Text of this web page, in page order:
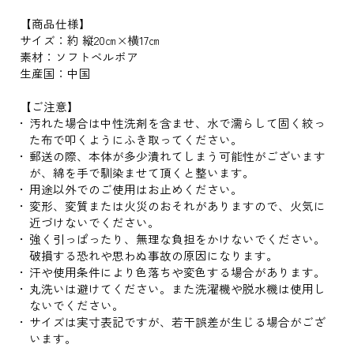
【商品仕様】
サイズ：約 縦20㎝×横17㎝
素材：ソフトベルボア
生産国：中国
【ご注意】
汚れた場合は中性洗剤を含ませ、水で濡らして固く絞っ
た布で叩くようにふき取ってください。
郵送の際、本体が多少潰れてしまう可能性がございます
が、綿を手で馴染ませて頂くと整います。
用途以外でのご使用はお止めください。
変形、変質または火災のおそれがありますので、火気に
近づけないでください。
強く引っぱったり、無理な負担をかけないでください。
破損する恐れや思わぬ事故の原因になります。
汗や使用条件により色落ちや変色する場合があります。
丸洗いは避けてください。また洗濯機や脱水機は使用し
ないでください。
サイズは実寸表記ですが、若干誤差が生じる場合がござ
います。